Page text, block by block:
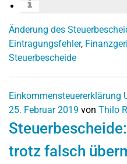
Änderung des
Eintragungsfehler,
Steuerbescheide
Einkommensteuererklärung
25. Februar 2019 von Thilo
trotz falsch